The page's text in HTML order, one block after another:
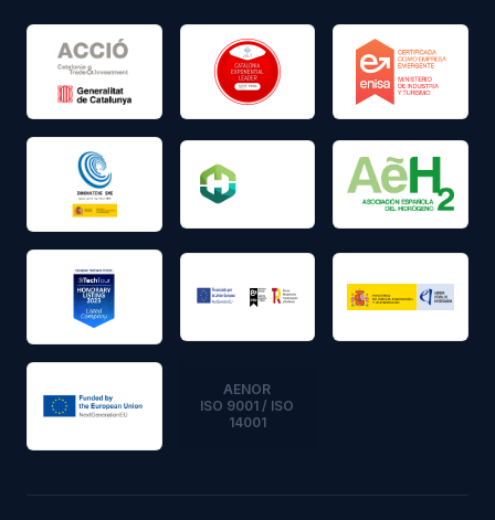
AENOR
ISO 9001 / ISO
14001